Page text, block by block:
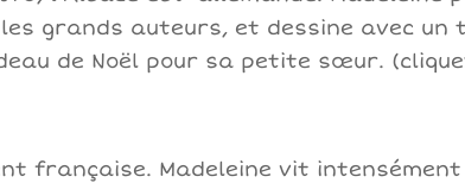
grands auteurs, et dessine avec
de Noël pour sa petite sœur.
française. Madeleine vit